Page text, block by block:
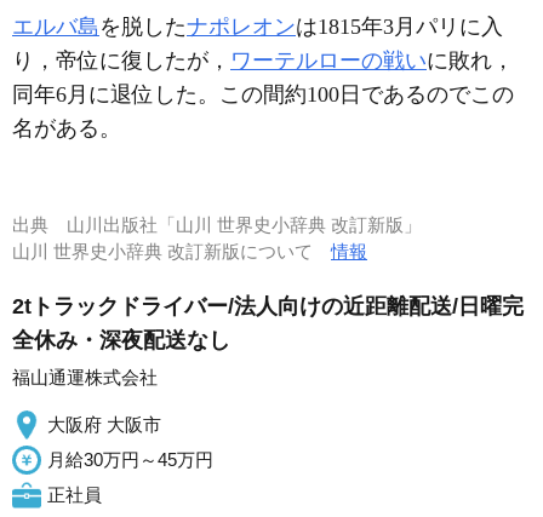
エルバ島 を脱したナポレオンは1815年3月パリに入
り，帝位に復したが， ワーテルローの戦いに敗れ，
同年6月に退位した。この間約100日であるのでこの
名がある。
出典 山川出版社「山川 世界史小辞典 改訂新版」
山川 世界史小辞典 改訂新版について情報
2tトラックドライバー/法人向けの近距離配送/日曜完
全休み・深夜配送なし
福山通運株式会社
大阪府 大阪市
月給30万円～45万円
正社員